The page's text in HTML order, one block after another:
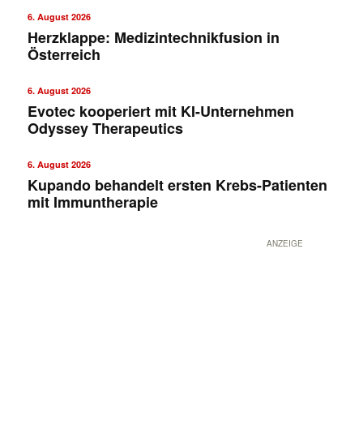
6. August 2026
Herzklappe: Medizintechnikfusion in
Österreich
6. August 2026
Evotec kooperiert mit KI-Unternehmen
Odyssey Therapeutics
6. August 2026
Kupando behandelt ersten Krebs-Patienten
mit Immuntherapie
ANZEIGE